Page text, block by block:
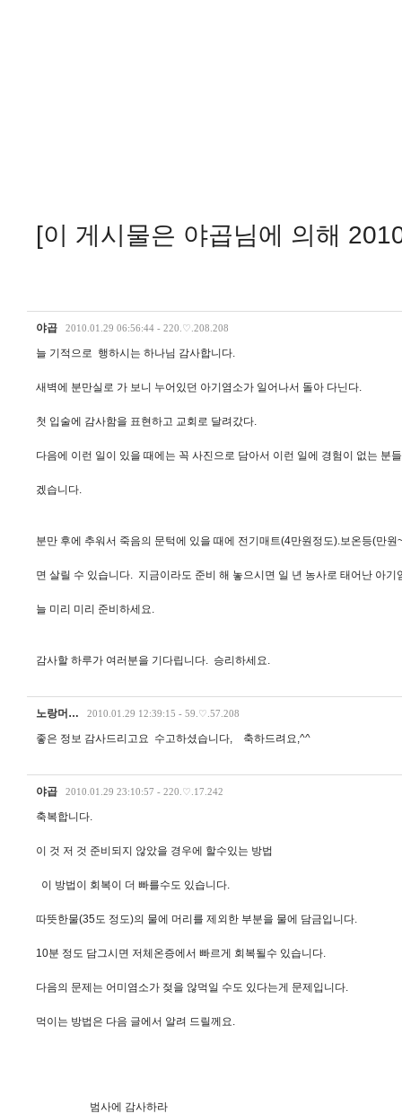
[이 게시물은 야곱님에 의해
야곱 2010.01.29 06:56:44 - 220.♡.208.208
늘 기적으로 행하시는 하나님 감사합니다.
새벽에 분만실로 가 보니 누어있던 아기염소가 일어나서 돌아 다닌다.
첫 입술에 감사함을 표현하고 교회로 달려갔다.
다음에 이런 일이 있을 때에는 꼭 사진으로 담아서 이런 일에 경험이 없는 분
겠습니다.
분만 후에 추워서 죽음의 문턱에 있을 때에 전기매트(4만원정도).보온등(만
면 살릴 수 있습니다. 지금이라도 준비 해 놓으시면 일 년 농사로 태어난 아기
늘 미리 미리 준비하세요.
감사할 하루가 여러분을 기다립니다. 승리하세요.
노랑머… 2010.01.29 12:39:15 - 59.♡.57.208
좋은 정보 감사드리고요 수고하셨습니다, 축하드려요,^^
야곱 2010.01.29 23:10:57 - 220.♡.17.242
축복합니다.
이 것 저 것 준비되지 않았을 경우에 할수있는 방법
이 방법이 회복이 더 빠를수도 있습니다.
따뜻한물(35도 정도)의 물에 머리를 제외한 부분을 물에 담금입니다.
10분 정도 담그시면 저체온증에서 빠르게 회복될수 있습니다.
다음의 문제는 어미염소가 젖을 않먹일 수도 있다는게 문제입니다.
먹이는 방법은 다음 글에서 알려 드릴께요.
범사에 감사하라